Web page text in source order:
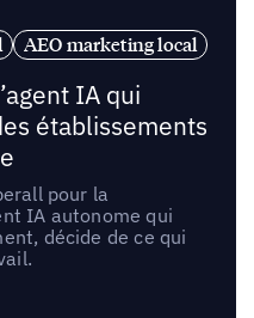
AEO marketing local
IA qui
établissements
pour la
IA autonome qui
décide de ce qui